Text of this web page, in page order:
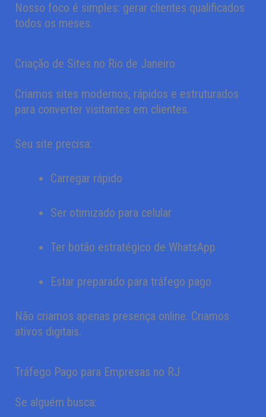
Nosso foco é simples: gerar clientes qualificados
todos os meses.
Criação de Sites no Rio de Janeiro
Criamos sites modernos, rápidos e estruturados
para converter visitantes em clientes.
Seu site precisa:
Carregar rápido
Ser otimizado para celular
Ter botão estratégico de WhatsApp
Estar preparado para tráfego pago
Não criamos apenas presença online. Criamos
ativos digitais.
Tráfego Pago para Empresas no RJ
Se alguém busca: